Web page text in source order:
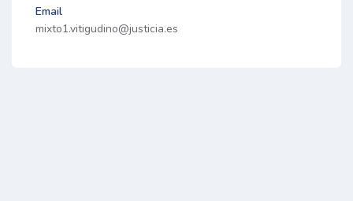
Email
mixto1.vitigudino@justicia.es